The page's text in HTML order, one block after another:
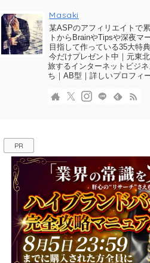
Masaki
某ASPのアフィリエイトで
トからBrainやTipsや深夜マ
目指して作っている35大特
今だけプレゼント中｜元東
旅するインターネットビジ
ち｜AB型｜詳しいプロフィ
PR